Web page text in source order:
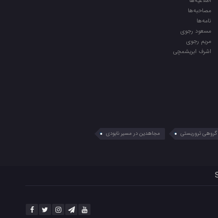
مصاحبه‌ها
نامه‌ها
مسعود رجوی
مریم رجوی
اشرف ابریشمچی
تروریستی
مجاهدین در مسیر نابودی